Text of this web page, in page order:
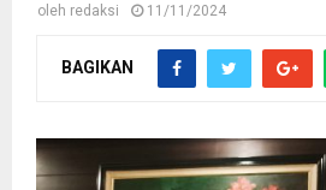
oleh redaksi 11/11/2024
BAGIKAN